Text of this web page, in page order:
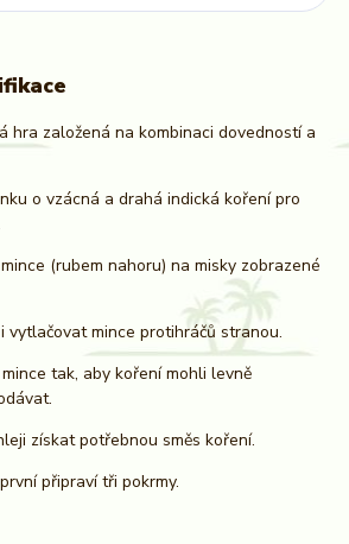
hra založená na kombinaci dovedností a
o vzácná a drahá indická koření pro
(rubem nahoru) na misky zobrazené
vytlačovat mince protihráčů stranou.
tak, aby koření mohli levně
získat potřebnou směs koření.
připraví tři pokrmy.